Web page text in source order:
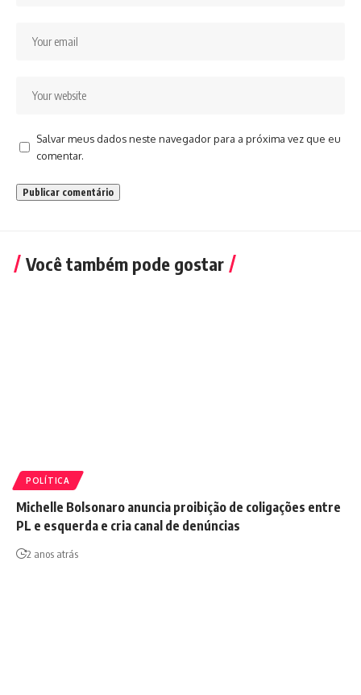
Salvar meus dados neste navegador para a próxima vez que eu
comentar.
Você também pode gostar
POLÍTICA
Michelle Bolsonaro anuncia proibição de coligações entre
PL e esquerda e cria canal de denúncias
2 anos atrás